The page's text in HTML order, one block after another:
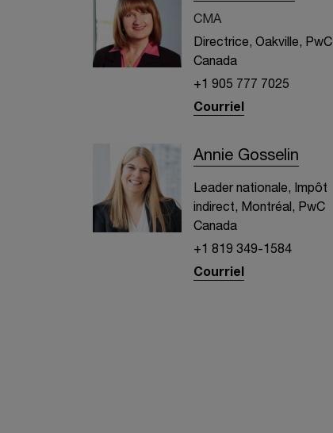
CMA
Directrice, Oakville, PwC
Canada
+1 905 777 7025
Courriel
Annie Gosselin
Leader nationale, Impôt
indirect, Montréal, PwC
Canada
+1 819 349-1584
Courriel